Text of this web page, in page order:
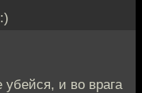
и во врага